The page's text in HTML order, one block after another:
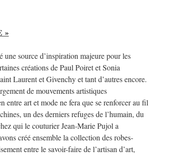
»
source d’inspiration majeure pour les
créations de Paul Poiret et Sonia
Laurent et Givenchy et tant d’autres encore.
de mouvements artistiques
entre art et mode ne fera que se renforcer au fil
un des derniers refuges de l’humain, du
qui le couturier Jean-Marie Pujol a
créé ensemble la collection des robes-
entre le savoir-faire de l’artisan d’art,